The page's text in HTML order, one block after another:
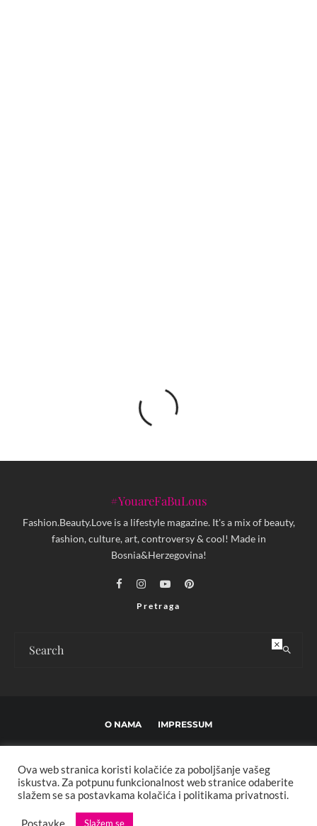
#YouareFaBuLous
Fashion.Beauty.Love is a lifestyle magazine. It's a mix of beauty,
fashion, culture, art, controversy & cool! Made in
Bosnia&Herzegovina!
Pretraga
O NAMA IMPRESSUM
POLITIKA PRIVATNOSTI MARKETING KONTAKT
Copyright © 2013 - 2025 FBL creative. Sva prava zadržana. Developed by:
Ova web stranica koristi kolačiće za poboljšanje vašeg
iskustva. Za potpunu funkcionalnost web stranice odaberite
slažem se sa postavkama kolačića i politikama privatnosti.
Postavke Slažem se
×